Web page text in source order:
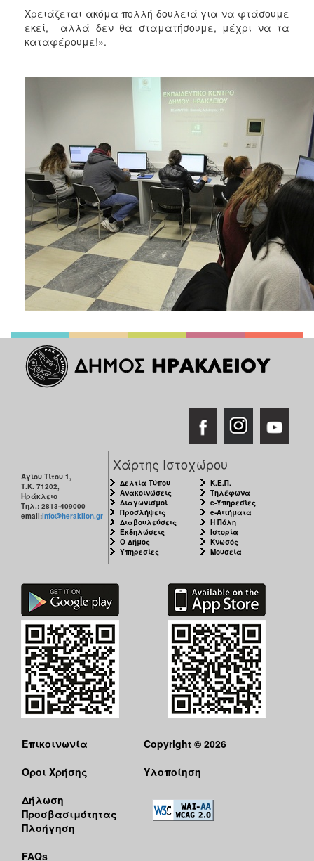
Χρειάζεται ακόμα πολλή δουλειά για να φτάσουμε
εκεί, αλλά δεν θα σταματήσουμε, μέχρι να τα
καταφέρουμε!».
Αγίου Τίτου 1,
Τ.Κ. 71202,
Ηράκλειο
Τηλ.: 2813-409000
email:info@heraklion.gr
Χάρτης Ιστοχώρου
Δελτία Τύπου
Ανακοινώσεις
Διαγωνισμοί
Προσλήψεις
Διαβουλεύσεις
Εκδηλώσεις
Ο Δήμος
Υπηρεσίες
Κ.Ε.Π.
Τηλέφωνα
e-Υπηρεσίες
e-Αιτήματα
Η Πόλη
Ιστορία
Κνωσός
Μουσεία
Επικοινωνία
Όροι Χρήσης
Δήλωση
Προσβασιμότητας
Πλοήγηση
FAQs
Copyright © 2026
Υλοποίηση